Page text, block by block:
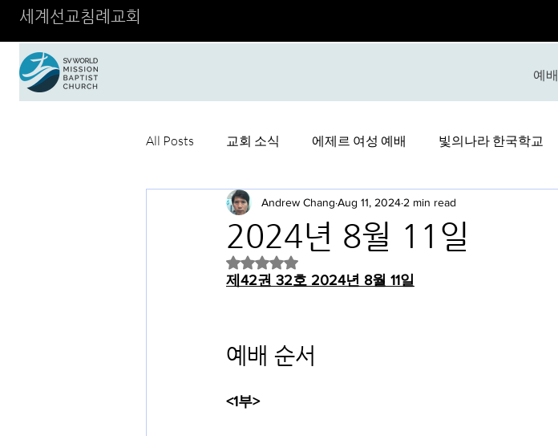
세계선교침례교회
예배
All Posts 교회 소식 에제르 여성 예배 빛의나라 한국학교
2024년 8월 11일
Andrew Chang Aug 11, 2024 2 min read
Rated NaN out of 5 stars.
제42권 32호 2024년 8월 11일
예배 순서
<1부>